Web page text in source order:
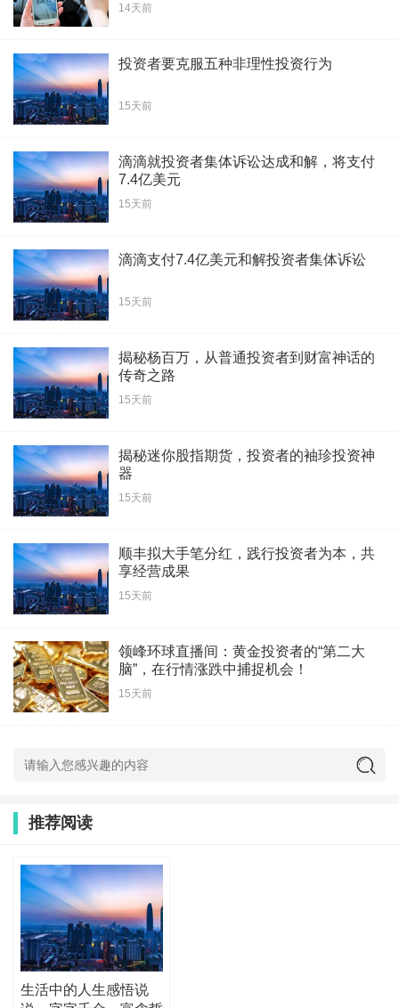
14天前
投资者要克服五种非理性投资行为
15天前
滴滴就投资者集体诉讼达成和解，将支付
7.4亿美元
15天前
滴滴支付7.4亿美元和解投资者集体诉讼
15天前
揭秘杨百万，从普通投资者到财富神话的
传奇之路
15天前
揭秘迷你股指期货，投资者的袖珍投资神
器
15天前
顺丰拟大手笔分红，践行投资者为本，共
享经营成果
15天前
领峰环球直播间：黄金投资者的“第二大
脑”，在行情涨跌中捕捉机会！
15天前
推荐阅读
生活中的人生感悟说